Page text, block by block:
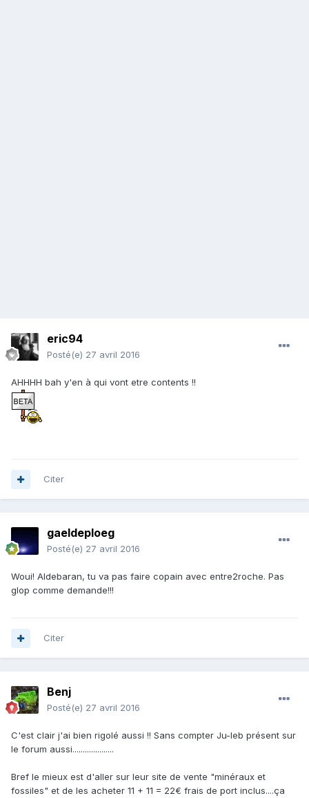
eric94
Posté(e) 27 avril 2016
AHHHH bah y'en à qui vont etre contents !!
Citer
gaeldeploeg
Posté(e) 27 avril 2016
Woui! Aldebaran, tu va pas faire copain avec entre2roche. Pas
glop comme demande!!!
Citer
Benj
Posté(e) 27 avril 2016
C'est clair j'ai bien rigolé aussi !! Sans compter Ju-leb présent sur
le forum aussi....................
Bref le mieux est d'aller sur leur site de vente "minéraux et
fossiles" et de les acheter 11 + 11 = 22€ frais de port inclus....ça